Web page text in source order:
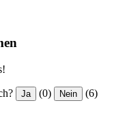
Ja (0) Nein (6)